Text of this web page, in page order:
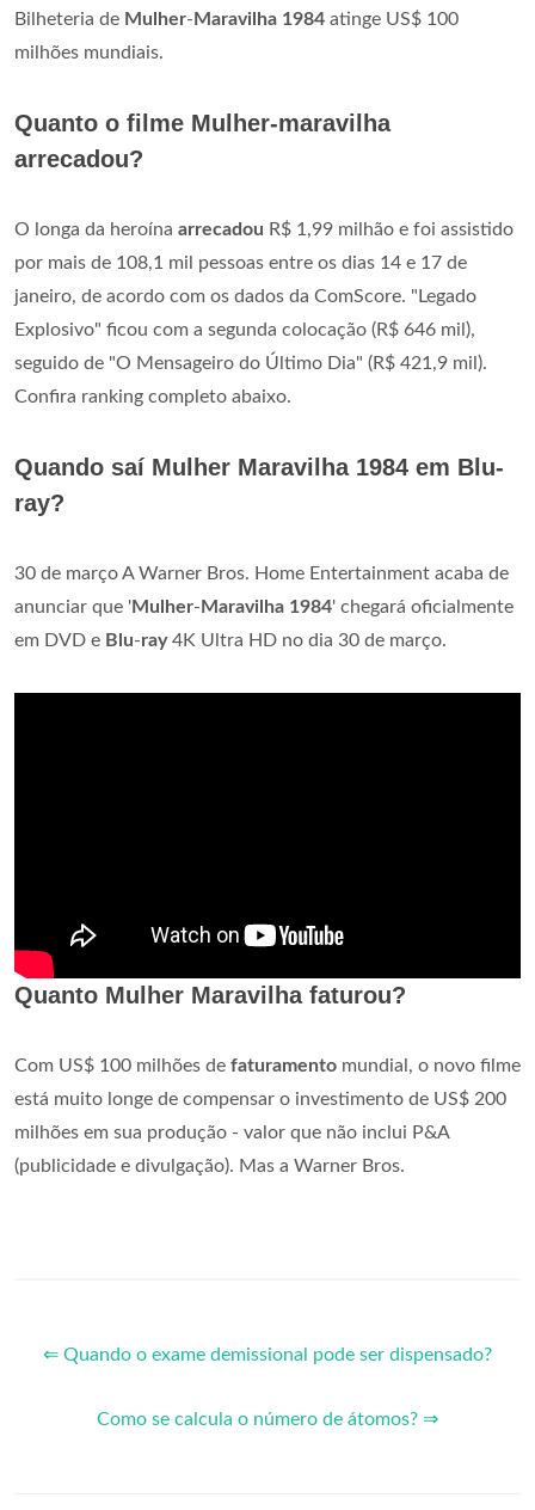
Bilheteria de Mulher- Maravilha 1984 atinge US$ 100
milhões mundiais.
Quanto o filme Mulher-maravilha
arrecadou?
O longa da heroína arrecadou R$ 1,99 milhão e foi assistido
por mais de 108,1 mil pessoas entre os dias 14 e 17 de
janeiro, de acordo com os dados da ComScore. "Legado
Explosivo" ficou com a segunda colocação (R$ 646 mil),
seguido de "O Mensageiro do Último Dia" (R$ 421,9 mil).
Confira ranking completo abaixo.
Quando saí Mulher Maravilha 1984 em Blu-
ray?
30 de março A Warner Bros. Home Entertainment acaba de
anunciar que 'Mulher- Maravilha 1984' chegará oficialmente
em DVD e Blu-ray4K Ultra HD no dia 30 de março.
Quanto Mulher Maravilha faturou?
Com US$ 100 milhões de faturamento mundial, o novo filme
está muito longe de compensar o investimento de US$ 200
milhões em sua produção - valor que não inclui P&A
(publicidade e divulgação). Mas a Warner Bros.
⇐ Quando o exame demissional pode ser dispensado?
Como se calcula o número de átomos? ⇒